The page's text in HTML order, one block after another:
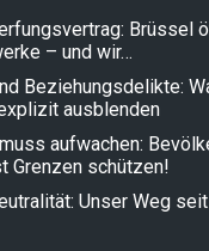
Brüssel
– und wir…
Beziehungsdelikte:
ausblenden
aufwachen:
Grenzen schützen!
Unser Weg